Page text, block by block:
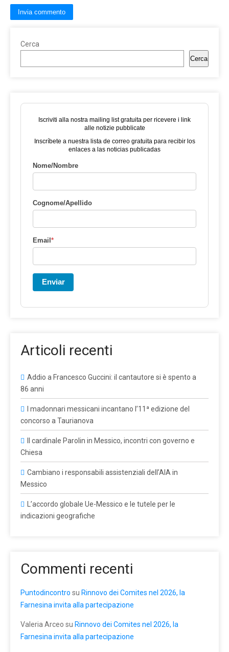
Cerca
Cerca
Iscriviti alla nostra mailing list gratuita per ricevere i link
alle notizie pubblicate
Inscríbete a nuestra lista de correo gratuita para recibir los
enlaces a las noticias publicadas
Nome/Nombre
Cognome/Apellido
Email *
Enviar
Articoli recenti
Addio a Francesco Guccini: il cantautore si è spento a
86 anni
I madonnari messicani incantano l’11ª edizione del
concorso a Taurianova
Il cardinale Parolin in Messico, incontri con governo e
Chiesa
Cambiano i responsabili assistenziali dell’AIA in
Messico
L’accordo globale Ue-Messico e le tutele per le
indicazioni geografiche
Commenti recenti
Puntodincontro su Rinnovo dei Comites nel 2026, la
Farnesina invita alla partecipazione
Valeria Arceo su Rinnovo dei Comites nel 2026, la
Farnesina invita alla partecipazione